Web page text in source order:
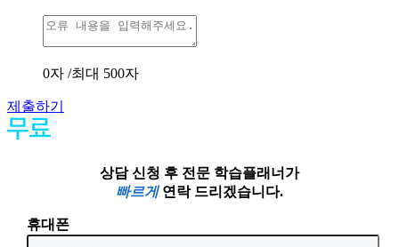
0자 /최대 500자
제출하기
상담 신청 후 전문 학습플래너가
빠르게연락 드리겠습니다.
휴대폰